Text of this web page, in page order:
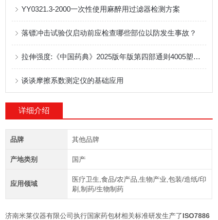
YY0321.3-2000一次性使用麻醉用过滤器检测方案
落镖冲击试验仪启动前应检查哪些部位以防发生事故？
拉伸强度:《中国药典》2025版年版第四部通则4005塑料拉伸性能测定法解读
谈谈摩擦系数测定仪的基础应用
详细介绍
品牌 其他品牌
产地类别 国产
应用领域
医疗卫生,食品/农产品,生物产业,包装/造纸/印
刷,制药/生物制药
济南米莱仪器有限公司执行国家药包材相关标准研发生产了ISO7886